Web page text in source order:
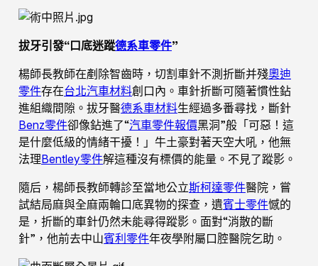
拔牙引發“口底迷蹤德系車零件”
楊師長教師在剷除智齒時，切割車針不測折斷并殘奧迪
零件存在台北汽車材料創口內。車針折斷可隨著慣性鉆
進組織間隙。拔牙醫德系車材料生經過多番尋找，斷針
Benz零件卻像鉆進了“汽車零件報價黑洞”般「可惡！這
是什麼低級的情緒干擾！」牛土豪對著天空大吼，他無
法理Bentley零件解這種沒有標價的能量。不見了蹤影。
隨后，楊師長教師轉診至當地公立斯柯達零件醫院，嘗
試結局麻與全麻兩輪口底異物的探查，遺賓士零件憾的
是，折斷的車針仍然未能尋得蹤影。面對“消散的斷
針”，他前去中山賓利零件年夜學附屬口腔醫院乞助。